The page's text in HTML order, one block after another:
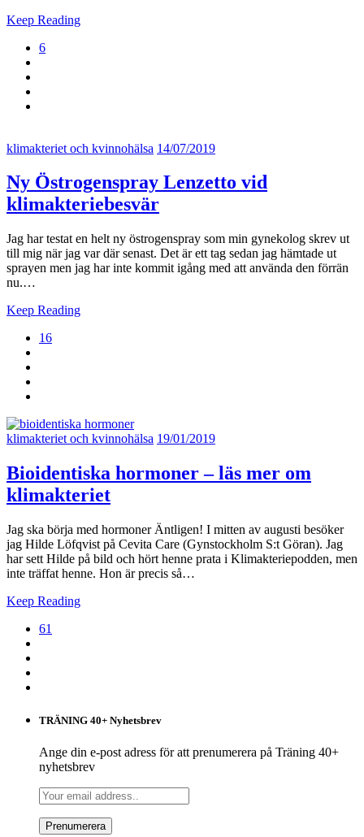
Keep Reading
6
klimakteriet och kvinnohälsa 14/07/2019
Ny Östrogenspray Lenzetto vid
klimakteriebesvär
Jag har testat en helt ny östrogenspray som min gynekolog skrev ut
till mig när jag var där senast. Det är ett tag sedan jag hämtade ut
sprayen men jag har inte kommit igång med att använda den förrän
nu.…
Keep Reading
16
klimakteriet och kvinnohälsa 19/01/2019
Bioidentiska hormoner – läs mer om
klimakteriet
Jag ska börja med hormoner Äntligen! I mitten av augusti besöker
jag Hilde Löfqvist på Cevita Care (Gynstockholm S:t Göran). Jag
har sett Hilde på bild och hört henne prata i Klimakteriepodden, men
inte träffat henne. Hon är precis så…
Keep Reading
61
TRÄNING 40+ Nyhetsbrev
Ange din e-post adress för att prenumerera på Träning 40+
nyhetsbrev